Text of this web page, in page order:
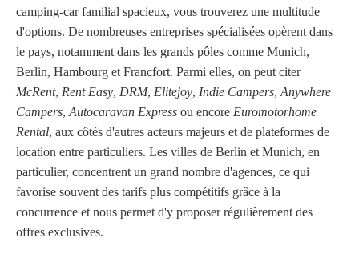
camping-car familial spacieux, vous trouverez une multitude
d'options. De nombreuses entreprises spécialisées opèrent dans
le pays, notamment dans les grands pôles comme Munich,
Berlin, Hambourg et Francfort. Parmi elles, on peut citer
McRent, Rent Easy, DRM, Elitejoy, Indie Campers, Anywhere
Campers, Autocaravan Express ou encore Euromotorhome
Rental, aux côtés d'autres acteurs majeurs et de plateformes de
location entre particuliers. Les villes de Berlin et Munich, en
particulier, concentrent un grand nombre d'agences, ce qui
favorise souvent des tarifs plus compétitifs grâce à la
concurrence et nous permet d'y proposer régulièrement des
offres exclusives.